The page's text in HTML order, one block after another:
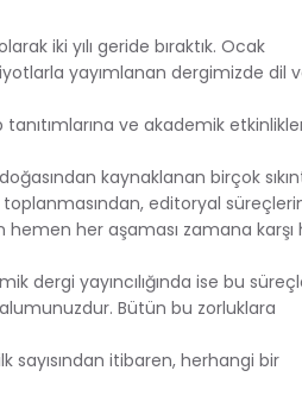
iki yılı geride bıraktık. Ocak
yayımlanan dergimizde dil
ve akademik
kaynaklanan birçok
editoryal
her aşaması zamana karşı
dergi yayıncılığında ise bu
Bütün bu zorluklara
sayısından itibaren, herhangi bir